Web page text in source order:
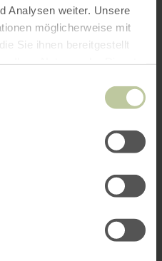
Analysen weiter. Unsere
möglicherweise mit
Sie ihnen bereitgestellt